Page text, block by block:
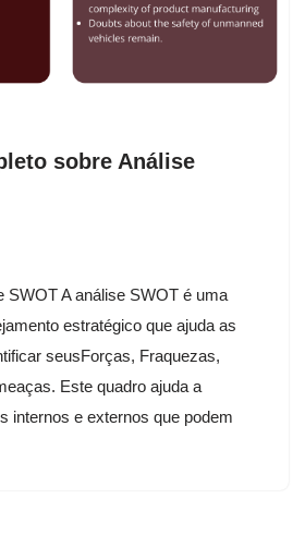
sobre Análise
SWOT A análise SWOT é uma
estratégico que ajuda as
seusForças, Fraquezas,
Este quadro ajuda a
internos e externos que podem